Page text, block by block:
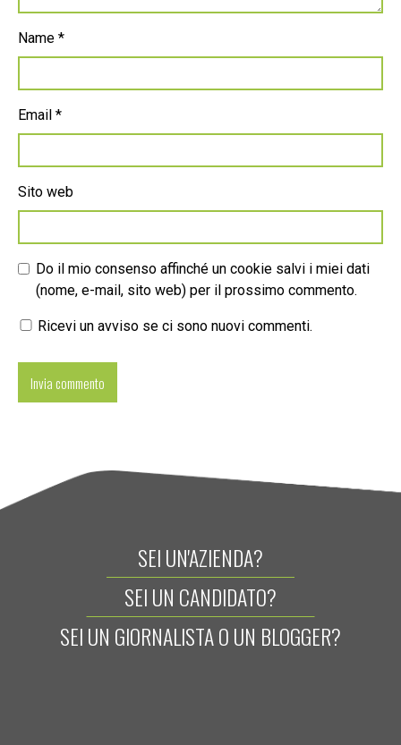
Name *
Email *
Sito web
Do il mio consenso affinché un cookie salvi i miei dati
(nome, e-mail, sito web) per il prossimo commento.
Ricevi un avviso se ci sono nuovi commenti.
SEI UN'AZIENDA?
SEI UN CANDIDATO?
SEI UN GIORNALISTA O UN BLOGGER?